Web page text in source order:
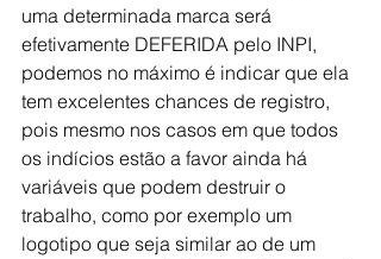
uma determinada marca será
efetivamente DEFERIDA pelo INPI,
podemos no máximo é indicar que ela
tem excelentes chances de registro,
pois mesmo nos casos em que todos
os indícios estão a favor ainda há
variáveis que podem destruir o
trabalho, como por exemplo um
logotipo que seja similar ao de um